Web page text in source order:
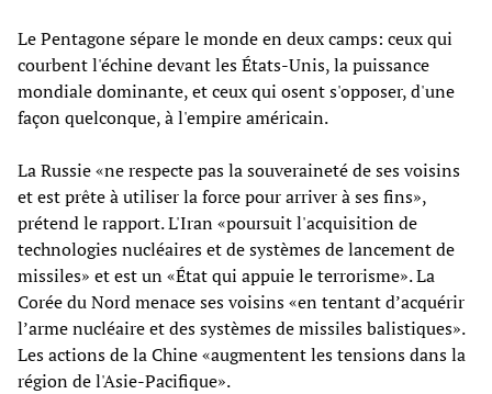
Le Pentagone sépare le monde en deux camps: ceux qui
courbent l'échine devant les États-Unis, la puissance
mondiale dominante, et ceux qui osent s'opposer, d'une
façon quelconque, à l'empire américain.
La Russie «ne respecte pas la souveraineté de ses voisins
et est prête à utiliser la force pour arriver à ses fins»,
prétend le rapport. L'Iran «poursuit l'acquisition de
technologies nucléaires et de systèmes de lancement de
missiles» et est un «État qui appuie le terrorisme». La
Corée du Nord menace ses voisins «en tentant d’acquérir
l’arme nucléaire et des systèmes de missiles balistiques».
Les actions de la Chine «augmentent les tensions dans la
région de l'Asie-Pacifique».